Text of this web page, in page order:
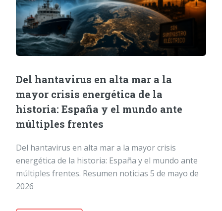
Del hantavirus en alta mar a la
mayor crisis energética de la
historia: España y el mundo ante
múltiples frentes
Del hantavirus en alta mar a la mayor crisis
energética de la historia: España y el mundo ante
múltiples frentes. Resumen noticias 5 de mayo de
2026